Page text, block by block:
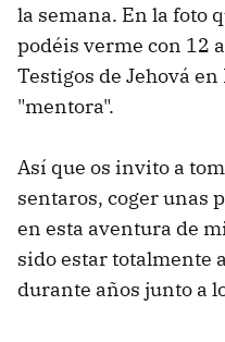
la semana. En la foto
podéis verme con 12
Testigos de Jehová
"mentora".
Así que os invito a
sentaros, coger unas
en esta aventura de
sido estar totalmente
durante años junto a